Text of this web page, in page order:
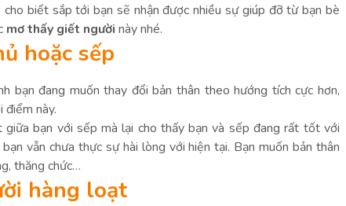
biết sắp tới bạn sẽ nhận được nhiều sự giúp đỡ từ bạn bè
mơ thấy giết người này nhé.
hoặc sếp
bạn đang muốn thay đổi bản thân theo hướng tích cực hơn,
điểm này.
bạn với sếp mà lại cho thấy bạn và sếp đang rất tốt với
vẫn chưa thực sự hài lòng với hiện tại. Bạn muốn bản thân
thăng chức…
hàng loạt